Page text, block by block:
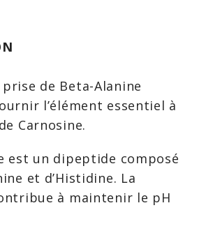
prise de Beta-Alanine
l’élément essentiel à
Carnosine.
est un dipeptide composé
et d’Histidine. La
à maintenir le pH
quantité d’acide